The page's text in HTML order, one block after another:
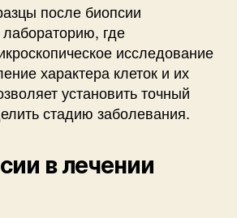
после биопсии
где
исследование
характера клеток и их
установить точный
стадию заболевания.
в лечении